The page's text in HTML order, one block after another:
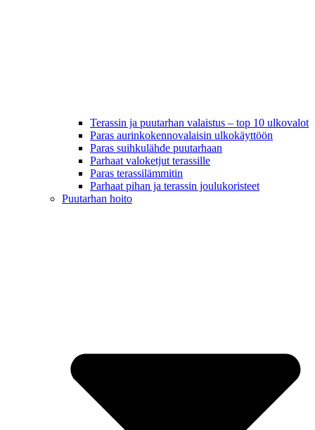
Terassin ja puutarhan valaistus – top 10 ulkovalot
Paras aurinkokennovalaisin ulkokäyttöön
Paras suihkulähde puutarhaan
Parhaat valoketjut terassille
Paras terassilämmitin
Parhaat pihan ja terassin joulukoristeet
Puutarhan hoito